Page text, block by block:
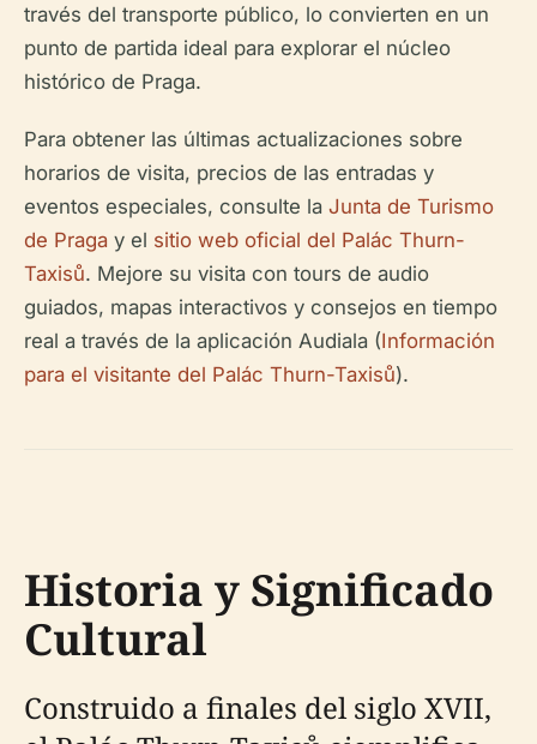
través del transporte público, lo convierten en un
punto de partida ideal para explorar el núcleo
histórico de Praga.
Para obtener las últimas actualizaciones sobre
horarios de visita, precios de las entradas y
eventos especiales, consulte la Junta de Turismo
de Praga y el sitio web oficial del Palác Thurn-
Taxisů. Mejore su visita con tours de audio
guiados, mapas interactivos y consejos en tiempo
real a través de la aplicación Audiala (Información
para el visitante del Palác Thurn-Taxisů).
Historia y Significado
Cultural
Construido a finales del siglo XVII,